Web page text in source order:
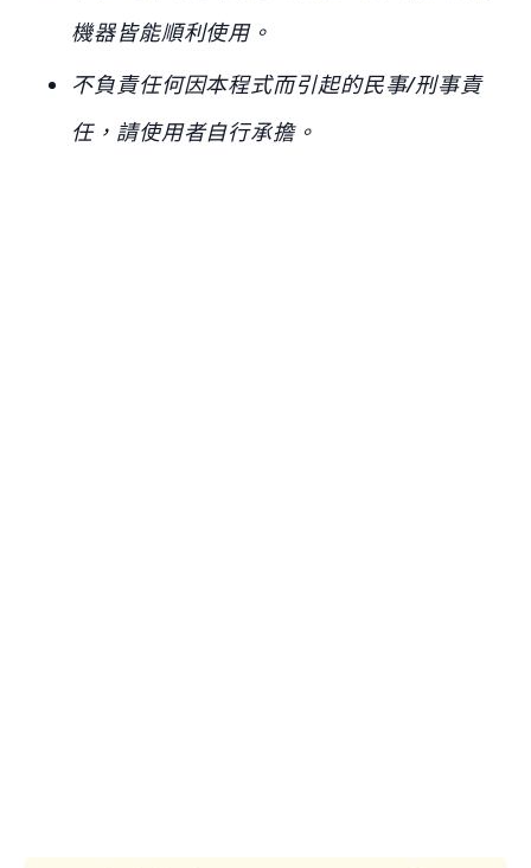
機器皆能順利使用。
不負責任何因本程式而引起的民事/刑事責
任，請使用者自行承擔。